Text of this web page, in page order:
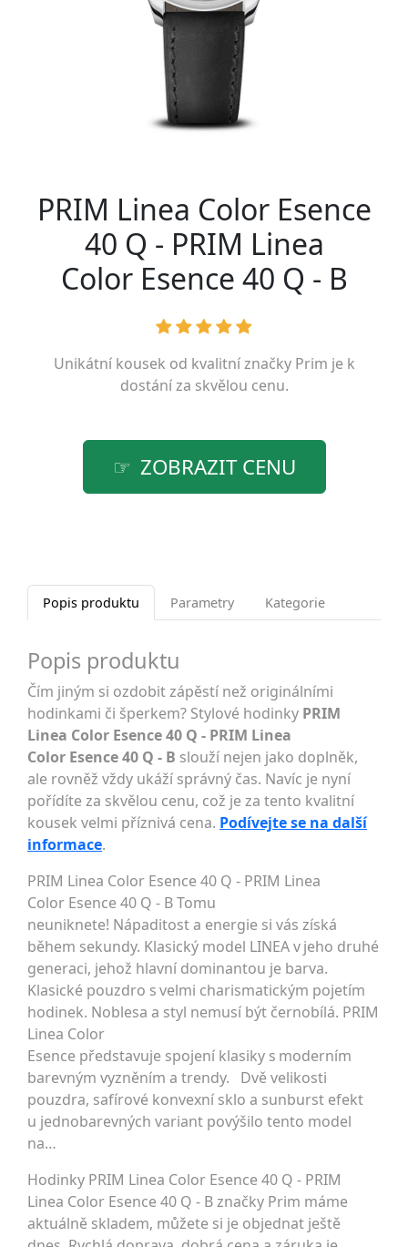
PRIM Linea Color Esence
40 Q - PRIM Linea
Color Esence 40 Q - B
Unikátní kousek od kvalitní značky Prim je k
dostání za skvělou cenu.
ZOBRAZIT CENU
Popis produktu Parametry Kategorie
Popis produktu
Čím jiným si ozdobit zápěstí než originálními
hodinkami či šperkem? Stylové hodinky PRIM
Linea Color Esence 40 Q - PRIM Linea
Color Esence 40 Q - B slouží nejen jako doplněk,
ale rovněž vždy ukáží správný čas. Navíc je nyní
pořídíte za skvělou cenu, což je za tento kvalitní
kousek velmi příznivá cena. Podívejte se na další
informace.
PRIM Linea Color Esence 40 Q - PRIM Linea
Color Esence 40 Q - B Tomu
neuniknete! Nápaditost a energie si vás získá
během sekundy. Klasický model LINEA v jeho druhé
generaci, jehož hlavní dominantou je barva.
Klasické pouzdro s velmi charismatickým pojetím
hodinek. Noblesa a styl nemusí být černobílá. PRIM
Linea Color
Esence představuje spojení klasiky s moderním
barevným vyzněním a trendy. Dvě velikosti
pouzdra, safírové konvexní sklo a sunburst efekt
u jednobarevných variant povýšilo tento model
na…
Hodinky PRIM Linea Color Esence 40 Q - PRIM
Linea Color Esence 40 Q - B značky Prim máme
aktuálně skladem, můžete si je objednat ještě